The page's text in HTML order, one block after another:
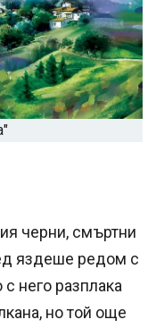
черни, смъртни
яздеше редом с
него разплака
но той още